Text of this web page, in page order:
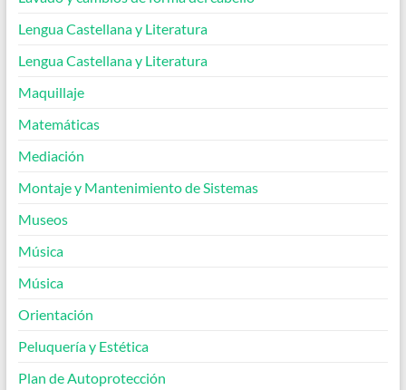
Lengua Castellana y Literatura
Lengua Castellana y Literatura
Maquillaje
Matemáticas
Mediación
Montaje y Mantenimiento de Sistemas
Museos
Música
Música
Orientación
Peluquería y Estética
Plan de Autoprotección